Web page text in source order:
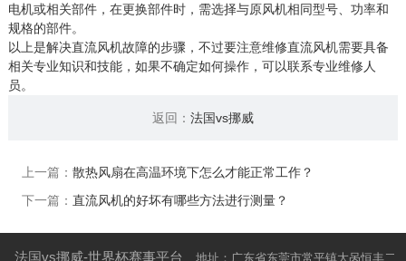
电机或相关部件，在更换部件时，需选择与原风机相同型号、功率和
规格的部件。
以上是解决直流风机故障的步骤，不过要注意维修直流风机需要具备
相关专业知识和技能，如果不确定如何操作，可以联系专业维修人
员。
返回： 法国vs挪威
上一篇： 散热风扇在高温环境下怎么才能正常工作？
下一篇： 直流风机的好坏有哪些方法进行测量？
法国vs挪威-世界杯赛事平台 地址：广东省东莞市常平镇大呙恒丰二